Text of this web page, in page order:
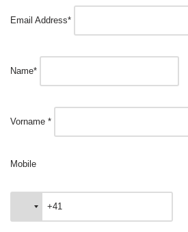
Email Address*
Name*
Vorname *
Mobile